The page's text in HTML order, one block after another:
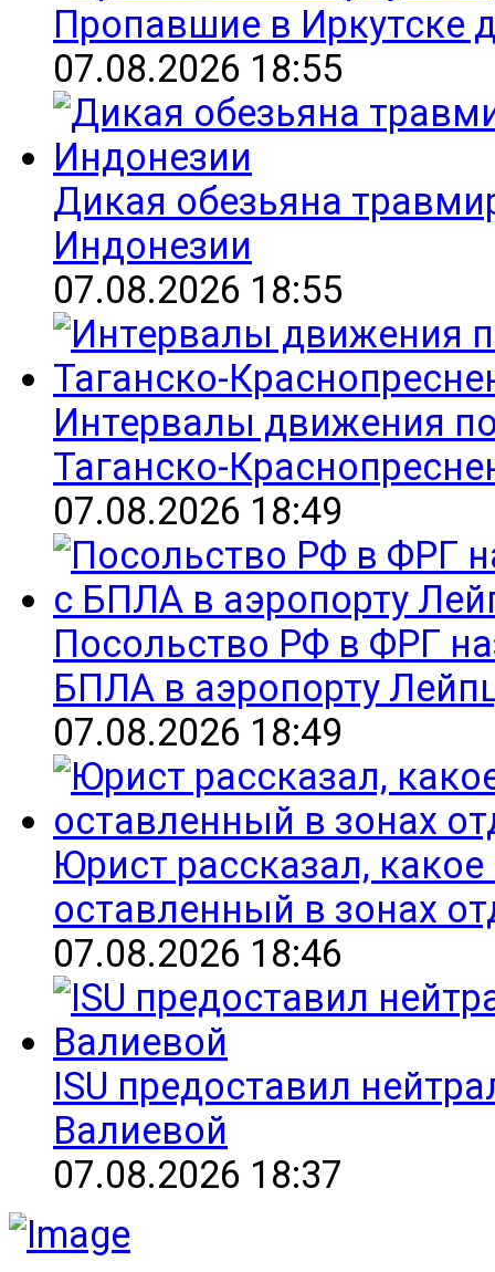
Пропавшие в Иркутске
07.08.2026 18:55
Дикая обезьяна
Индонезии
07.08.2026 18:55
Интервалы движения
Таганско-
07.08.2026 18:49
Посольство РФ в ФРГ
БПЛА в аэропорту
07.08.2026 18:49
Юрист рассказал,
оставленный в зонах
07.08.2026 18:46
ISU предоставил
Валиевой
07.08.2026 18:37